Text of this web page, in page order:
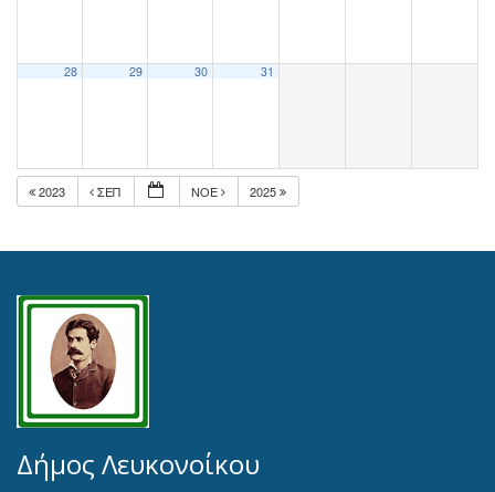
28 29 30 31
2023 ΣΕΠ ΝΟΈ 2025
Δήμος Λευκονοίκου